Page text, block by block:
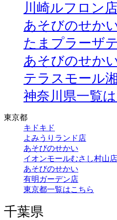
川崎ルフロン店
あそびのせか
たまプラーザ
あそびのせか
テラスモール
神奈川県一覧
東京都
キドキド
よみうりランド店
あそびのせかい
イオンモールむさし村山店
あそびのせかい
有明ガーデン店
東京都一覧はこちら
千葉県